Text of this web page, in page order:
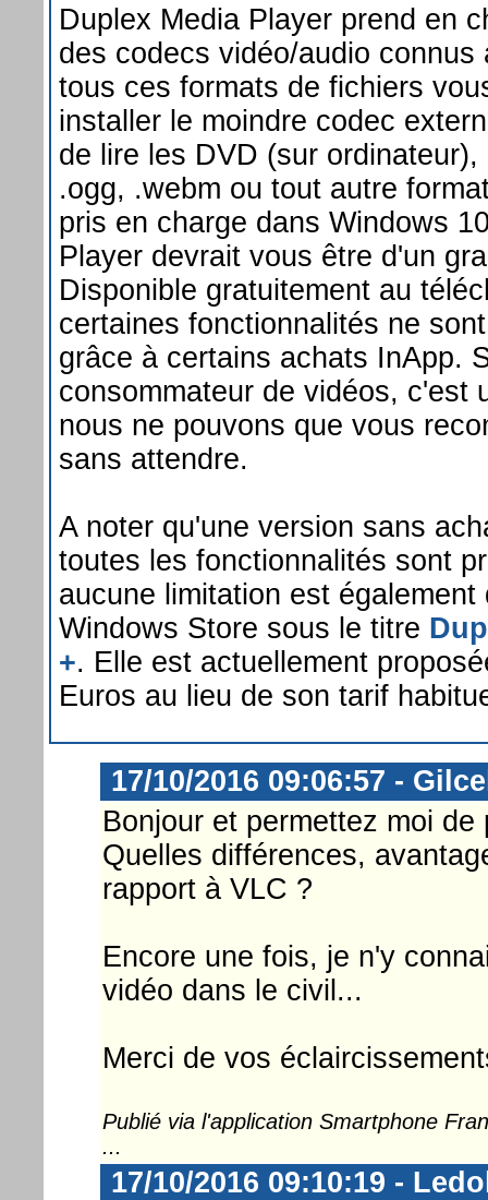
Duplex Media Player prend en
des codecs vidéo/audio connus
tous ces formats de fichiers
installer le moindre codec
de lire les DVD (sur
.ogg, .webm ou tout autre
pris en charge dans Windows
Player devrait vous être d'un
Disponible gratuitement au
certaines fonctionnalités ne
grâce à certains achats InApp.
consommateur de vidéos, c'est
nous ne pouvons que vous
sans attendre.
A noter qu'une version sans
toutes les fonctionnalités sont
aucune limitation est également
Windows Store sous le titre
+. Elle est actuellement
Euros au lieu de son tarif
17/10/2016 09:06:57 -
Bonjour et permettez moi
Quelles différences,
rapport à VLC ?
Encore une fois, je n'y
vidéo dans le civil...
Merci de vos
Publié via l'application Smartphone
...
17/10/2016 09:10:19 -